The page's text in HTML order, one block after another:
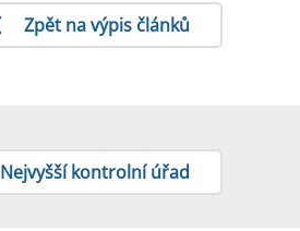
Zpět na výpis článků
Nejvyšší kontrolní úřad